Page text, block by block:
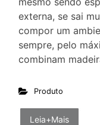
externa, se sai
compor um
sempre, pelo
combinam
Produto
Leia+Mais